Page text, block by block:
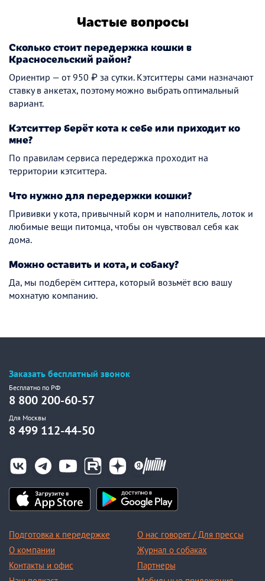
Частые вопросы
Сколько стоит передержка кошки в
Красносельский район?
Ориентир — от 950 ₽ за сутки. Кэтситтеры сами назначают
ставку в анкетах, поэтому можно выбрать оптимальный
вариант.
Кэтситтер берёт кота к себе или приходит ко
мне?
По правилам сервиса передержка проходит на
территории кэтситтера.
Что нужно для передержки кошки?
Прививки у кота, привычный корм и наполнитель, лоток и
любимые вещи питомца, чтобы он чувствовал себя как
дома.
Можно оставить и кота, и собаку?
Да, мы подберём ситтера, который возьмёт всю вашу
мохнатую компанию.
Заказать бесплатный звонок
Бесплатно по РФ
8 800 200-60-57
Для Москвы
8 499 112-44-50
Подготовка к передержке
О компании
Контакты и офис
О нас говорят / Для прессы
Журнал о собаках
Партнеры